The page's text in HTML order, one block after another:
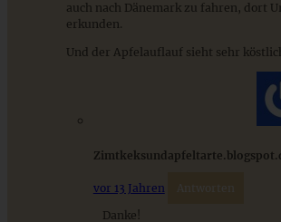
ZUM BEITRAG
auch nach Dänemark zu fahren, dort
erkunden.
Und der Apfelauflauf sieht sehr
vor 13 Jahren Antworten
Danke!